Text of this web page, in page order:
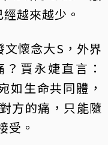
越來越少。
懷念大S，外界
賈永婕直言：
如生命共同體，
方的痛，只能隨
受。